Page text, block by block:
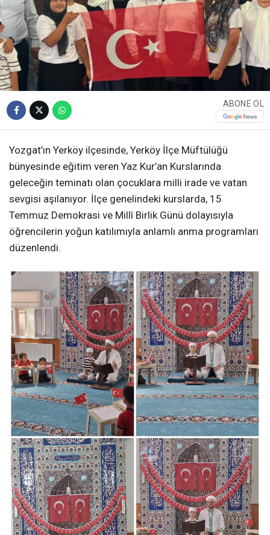
ABONE OL
Yozgat’ın Yerköy ilçesinde, Yerköy İlçe Müftülüğü
bünyesinde eğitim veren Yaz Kur’an Kurslarında
geleceğin teminatı olan çocuklara milli irade ve vatan
sevgisi aşılanıyor. İlçe genelindeki kurslarda, 15
Temmuz Demokrasi ve Millî Birlik Günü dolayısıyla
öğrencilerin yoğun katılımıyla anlamlı anma programları
düzenlendi.